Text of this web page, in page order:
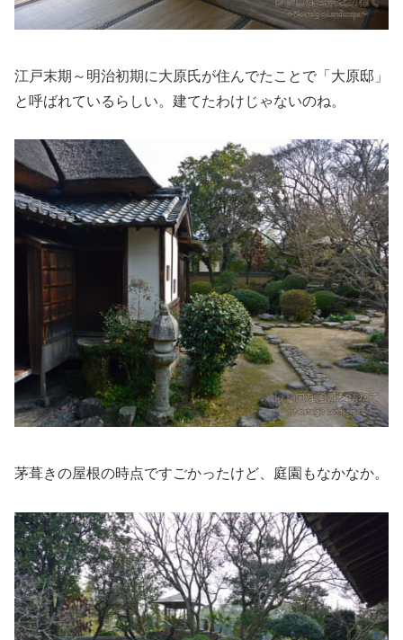
江戸末期～明治初期に大原氏が住んでたことで「大原邸」
と呼ばれているらしい。建てたわけじゃないのね。
茅葺きの屋根の時点ですごかったけど、庭園もなかなか。